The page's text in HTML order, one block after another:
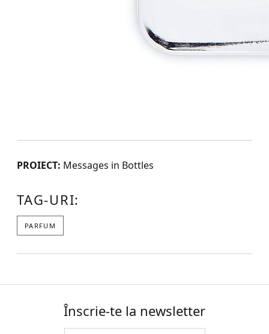
PROIECT: Messages in Bottles
TAG-URI:
PARFUM
Înscrie-te la newsletter